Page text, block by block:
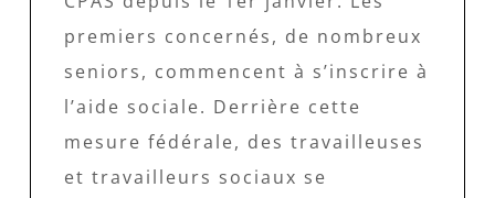
premiers concernés, de nombreux
seniors, commencent à s’inscrire à
l’aide sociale. Derrière cette
mesure fédérale, des travailleuses
et travailleurs sociaux se